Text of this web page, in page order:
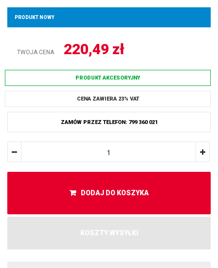
PRODUKT NOWY
TWOJA CENA 220,49 zł
PRODUKT AKCESORYJNY
CENA ZAWIERA 23% VAT
ZAMÓW PRZEZ TELEFON: 799 360 021
DODAJ DO KOSZYKA
KOSZTY WYSYŁKI